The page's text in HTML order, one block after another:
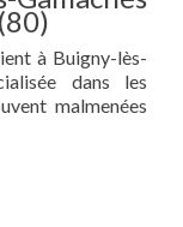
à Buigny-lès-
dans les
malmenées